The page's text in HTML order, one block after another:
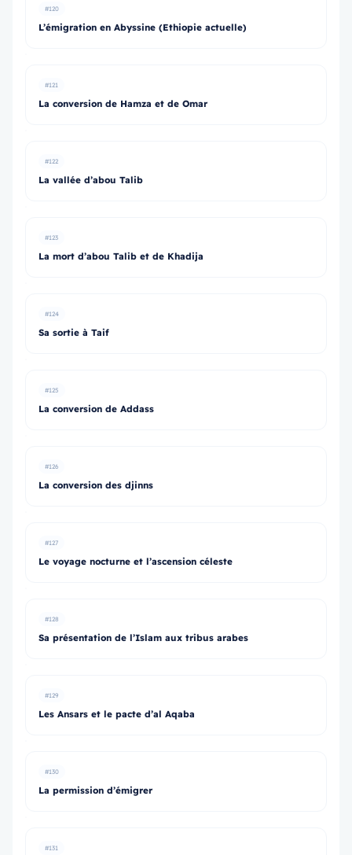
#120
L’émigration en Abyssine (Ethiopie actuelle)
#121
La conversion de Hamza et de Omar
#122
La vallée d’abou Talib
#123
La mort d’abou Talib et de Khadija
#124
Sa sortie à Taif
#125
La conversion de Addass
#126
La conversion des djinns
#127
Le voyage nocturne et l’ascension céleste
#128
Sa présentation de l’Islam aux tribus arabes
#129
Les Ansars et le pacte d’al Aqaba
#130
La permission d’émigrer
#131